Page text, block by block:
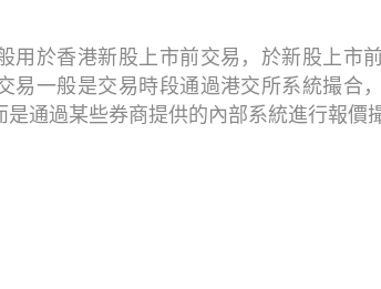
用於香港新股上市前交易，於新股上市
易一般是交易時段通過港交所系統撮合
通過某些券商提供的內部系統進行報價